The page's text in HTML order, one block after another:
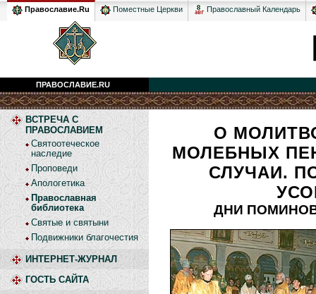
Православие.Ru Поместные Церкви Православный Календарь
ПРАВОСЛАВИЕ.RU
ВСТРЕЧА С
ПРАВОСЛАВИЕМ
Святоотеческое
наследие
Проповеди
Апологетика
Православная
библиотека
Святые и святыни
Подвижники благочестия
ИНТЕРНЕТ-ЖУРНАЛ
ГОСТЬ САЙТА
О
МОЛЕБНЫХ
СЛУЧАИ.
ДНИ